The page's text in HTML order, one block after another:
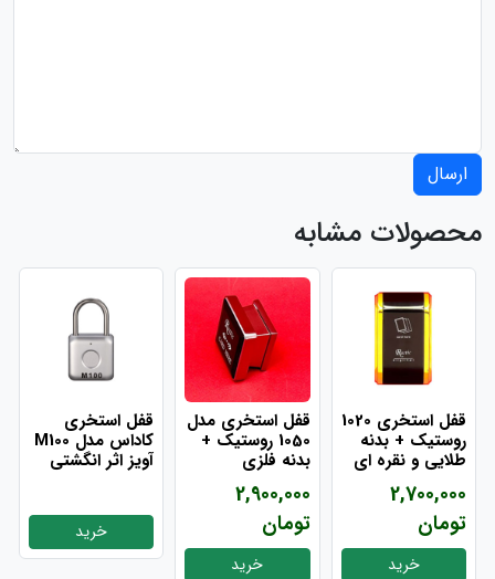
ارسال
محصولات مشابه
قفل استخری
کاداس مدل M100
آویز اثر انگشتی
خرید
قفل استخری مدل
1050 روستیک +
بدنه فلزی
2,900,000
تومان
خرید
قفل استخری 1020
روستیک + بدنه
طلایی و نقره ای
2,700,000
تومان
خرید